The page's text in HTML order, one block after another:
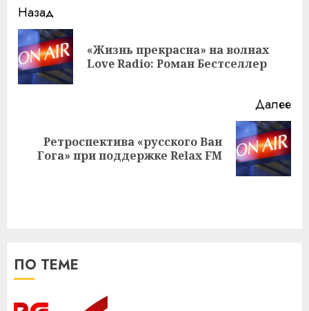
Навигация
записи
Назад
«Жизнь прекрасна» на волнах
Love Radio: Роман Бестселлер
Далее
Следующая
запись:
Ретроспектива «русского Ван
Гога» при поддержке Relax FM
ПО ТЕМЕ